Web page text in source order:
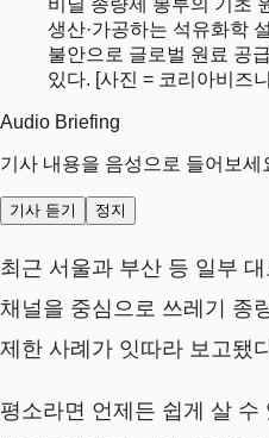
비닐 종량제 봉투의 기초
생산·가공하는 석유화학
불안으로 글로벌 원료 공
있다. [사진 = 코리아비즈
Audio Briefing
기사 내용을 음성으로 들어보세
기사 듣기 정지
최근 서울과 부산 등 일부
채널을 중심으로 쓰레기 종
제한 사례가 잇따라 보고됐
평소라면 언제든 쉽게 살 수